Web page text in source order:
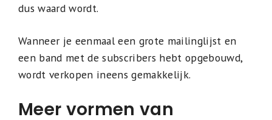
dus waard wordt.
Wanneer je eenmaal een grote mailinglijst en
een band met de subscribers hebt opgebouwd,
wordt verkopen ineens gemakkelijk.
Meer vormen van